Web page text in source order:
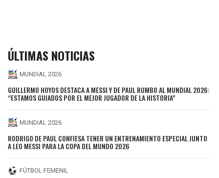
ÚLTIMAS NOTICIAS
MUNDIAL 2026
GUILLERMO HOYOS DESTACA A MESSI Y DE PAUL RUMBO AL MUNDIAL 2026:
“ESTAMOS GUIADOS POR EL MEJOR JUGADOR DE LA HISTORIA”
MUNDIAL 2026
RODRIGO DE PAUL CONFIESA TENER UN ENTRENAMIENTO ESPECIAL JUNTO
A LEO MESSI PARA LA COPA DEL MUNDO 2026
FÚTBOL FEMENIL